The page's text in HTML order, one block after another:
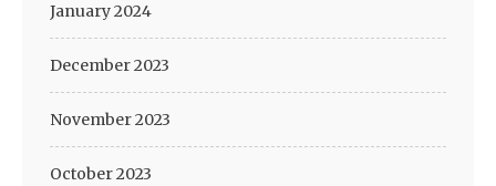
January 2024
December 2023
November 2023
October 2023